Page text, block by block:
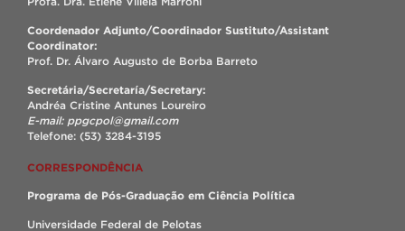
Coordenador Adjunto/Coordinador Sustituto/Assistant
Coordinator:
Prof. Dr. Álvaro Augusto de Borba Barreto
Secretária/Secretaría/Secretary:
Andréa Cristine Antunes Loureiro
E-mail: ppgcpol@gmail.com
Telefone: (53) 3284-3195
CORRESPONDÊNCIA
Programa de Pós-Graduação em Ciência Política
Universidade Federal de Pelotas